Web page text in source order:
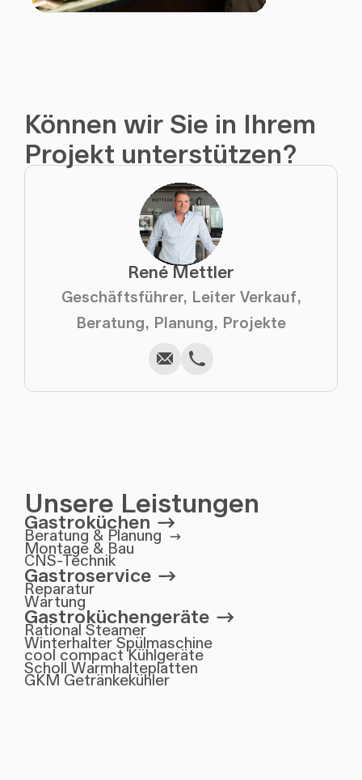
Können wir Sie in Ihrem
Projekt unterstützen?
René Mettler
Geschäftsführer, Leiter Verkauf,
Beratung, Planung, Projekte
Schreiben Kopieren
AnrufenKopieren
Unsere Leistungen
Gastroküchen
Beratung & Planung
Montage & Bau
CNS-Technik
Gastroservice
Reparatur
Wartung
Gastroküchengeräte
Rational Steamer
Winterhalter Spülmaschine
cool compact Kühlgeräte
Scholl Warmhalteplatten
GKM Getränkekühler